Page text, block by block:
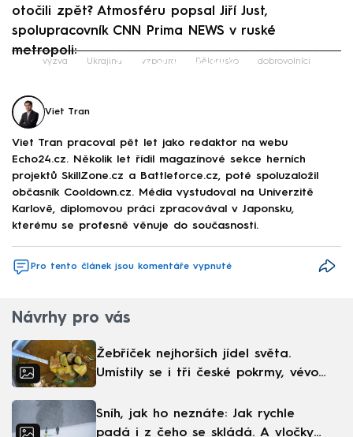
otočili zpět? Atmosféru popsal Jiří Just,
spolupracovník CNN Prima NEWS v ruské
metropoli:
Failed to fetch
výzva Ukrajina vzpoura Bělorusko dobrovolníci
Viet Tran
Viet Tran pracoval pět let jako redaktor na webu
Echo24.cz. Několik let řídil magazínové sekce herních
projektů SkillZone.cz a Battleforce.cz, poté spoluzaložil
občasník Cooldown.cz. Média vystudoval na Univerzitě
Karlově, diplomovou práci zpracovával v Japonsku,
kterému se profesně věnuje do současnosti.
Pro tento článek jsou komentáře vypnuté
Návrhy pro vás
Žebříček nejhorších jídel světa.
Umístily se i tři české pokrmy, vévodí
Sníh, jak ho neznáte: Jak rychle
padá i z čeho se skládá. A vločky